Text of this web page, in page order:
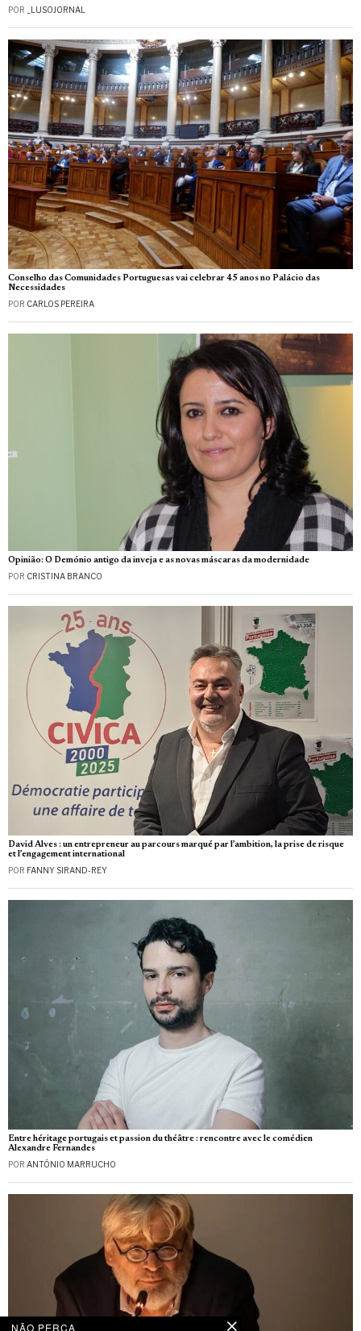
POR _LUSOJORNAL
Conselho das Comunidades Portuguesas vai celebrar 45 anos no Palácio das
Necessidades
POR CARLOS PEREIRA
Opinião: O Demónio antigo da inveja e as novas máscaras da modernidade
POR CRISTINA BRANCO
David Alves : un entrepreneur au parcours marqué par l’ambition, la prise de risque
et l’engagement international
POR FANNY SIRAND-REY
Entre héritage portugais et passion du théâtre : rencontre avec le comédien
Alexandre Fernandes
POR ANTÓNIO MARRUCHO
NÃO PERCA